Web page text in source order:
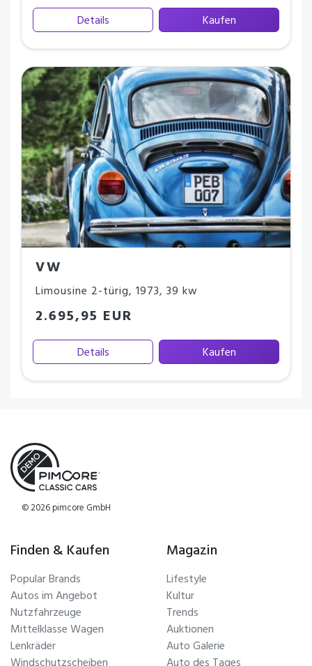
Details Kaufen
VW
Limousine 2-türig, 1973, 39 kw
2.695,95 EUR
Details Kaufen
© 2026 pimcore GmbH
Finden & Kaufen
Popular Brands
Autos im Angebot
Nutzfahrzeuge
Mittelklasse Wagen
Lenkräder
Magazin
Lifestyle
Kultur
Trends
Auktionen
Auto Galerie